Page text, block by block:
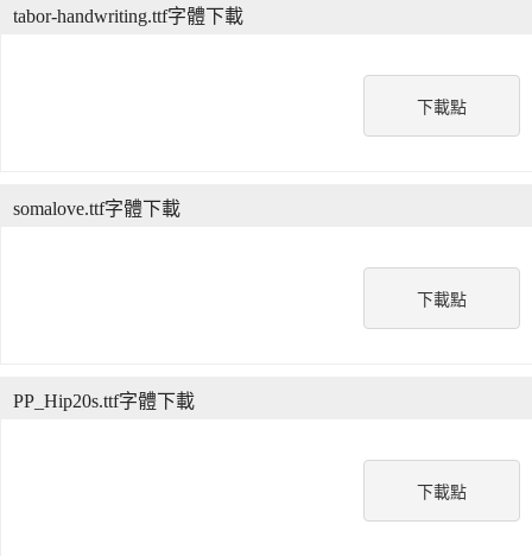
下載點
tabor-handwriting.ttf字體下載
下載點
somalove.ttf字體下載
下載點
PP_Hip20s.ttf字體下載